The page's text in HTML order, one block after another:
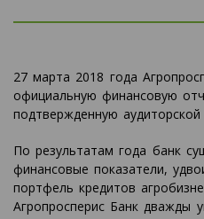
27 марта 2018 года
официальную финансовую
подтвержденную
По результатам года банк
финансовые показатели,
портфель кредитов
Агропросперис Банк дважды